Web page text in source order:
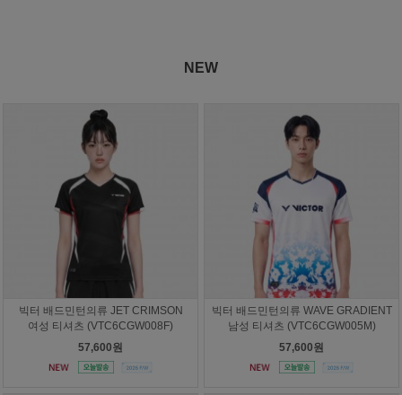
NEW
빅터 배드민턴의류 JET CRIMSON
여성 티셔츠 (VTC6CGW008F)
57,600원
빅터 배드민턴의류 WAVE GRADIENT
남성 티셔츠 (VTC6CGW005M)
57,600원